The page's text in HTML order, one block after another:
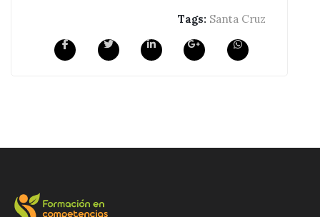
Tags: Santa Cruz